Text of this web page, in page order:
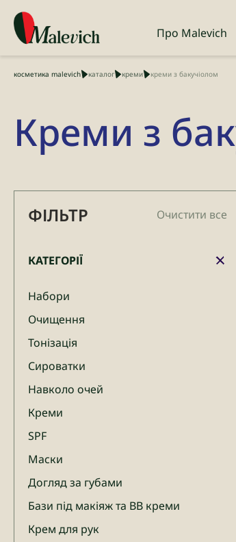
Про Malevich
косметика malevich каталог креми креми з бакучіолом
Креми з
ФІЛЬТР Очистити все
КАТЕГОРІЇ
Набори
Очищення
Тонізація
Сироватки
Навколо очей
Креми
SPF
Маски
Догляд за губами
Бази під макіяж та BB креми
Крем для рук